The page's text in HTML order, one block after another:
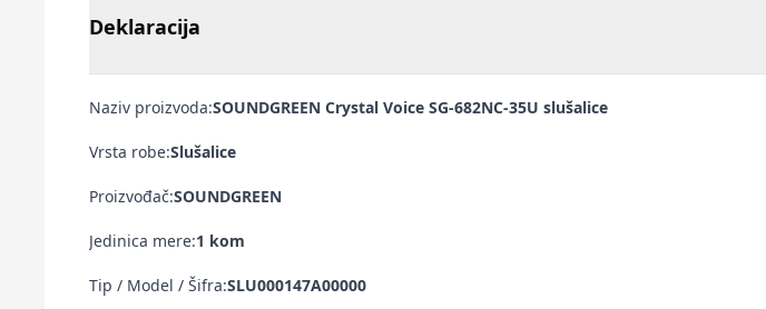
Deklaracija
Naziv proizvoda:SOUNDGREEN Crystal Voice SG-682NC-35U slušalice
Vrsta robe:Slušalice
Proizvođač:SOUNDGREEN
Jedinica mere:1 kom
Tip / Model / Šifra:SLU000147A00000